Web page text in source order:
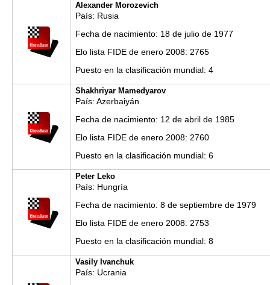
Alexander Morozevich
País: Rusia
Fecha de nacimiento: 18 de julio de 1977
Elo lista FIDE de enero 2008: 2765
Puesto en la clasificación mundial: 4
Shakhriyar Mamedyarov
País: Azerbaiyán
Fecha de nacimiento: 12 de abril de 1985
Elo lista FIDE de enero 2008: 2760
Puesto en la clasificación mundial: 6
Peter Leko
País: Hungría
Fecha de nacimiento: 8 de septiembre de 1979
Elo lista FIDE de enero 2008: 2753
Puesto en la clasificación mundial: 8
Vasily Ivanchuk
País: Ucrania